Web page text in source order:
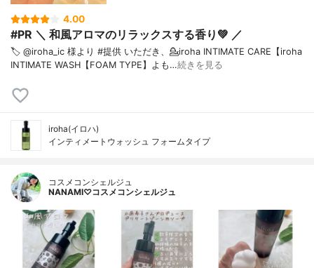
4.00
#PR ＼ 和風アロマのリラックスする香り💚 ／
🏷️ @iroha_ic 様より #提供 いただき、⁡💁iroha INTIMATE CARE【iroha
INTIMATE WASH【FOAM TYPE】よも…続きを見る
iroha(イロハ)
インティメートウォッシュ フォームタイプ
コスメコンシェルジュ
NANAMI♡コスメコンシェルジュ